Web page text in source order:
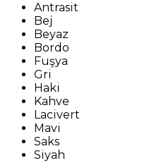
Antrasit
Bej
Beyaz
Bordo
Fuşya
Gri
Haki
Kahve
Lacivert
Mavi
Saks
Siyah